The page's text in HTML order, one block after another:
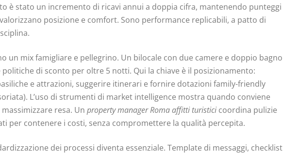
è stato un incremento di ricavi annui a doppia cifra, mantenendo punteggi
posizione e comfort. Sono performance replicabili, a patto di
un mix famigliare e pellegrino. Un bilocale con due camere e doppio bagno
di sconto per oltre 5 notti. Qui la chiave è il posizionamento:
e attrazioni, suggerire itinerari e fornire dotazioni family-friendly
L’uso di strumenti di market intelligence mostra quando conviene
resa. Un property manager Roma affitti turistici coordina pulizie
per contenere i costi, senza compromettere la qualità percepita.
dei processi diventa essenziale. Template di messaggi, checklist